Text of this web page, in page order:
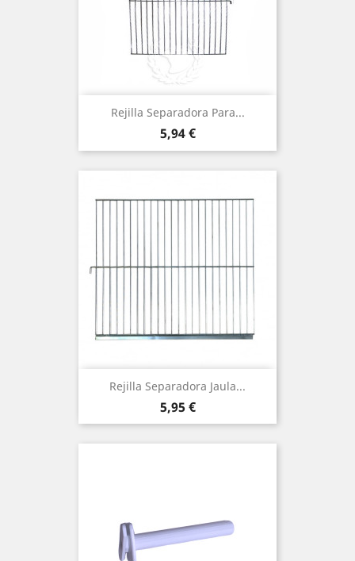
Rejilla Separadora Para...
Precio
5,94 €
Rejilla Separadora Jaula...
Precio
5,95 €